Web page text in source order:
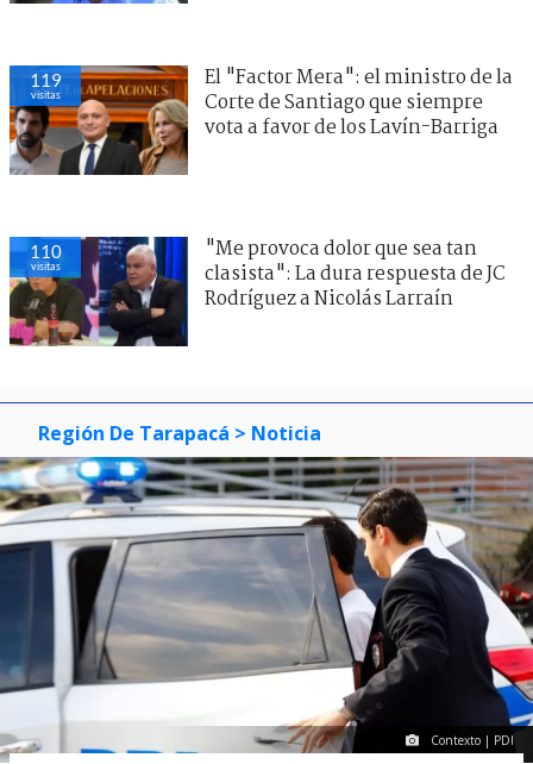
119
visitas
El "Factor Mera": el ministro de la
Corte de Santiago que siempre
vota a favor de los Lavín-Barriga
110
visitas
"Me provoca dolor que sea tan
clasista": La dura respuesta de JC
Rodríguez a Nicolás Larraín
Región De Tarapacá > Noticia
Contexto | PDI